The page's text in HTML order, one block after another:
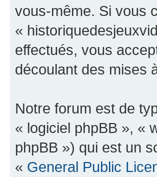
vous-même. Si vous
«
effectués, vous
découlant des mises
Notre forum est de
« logiciel phpBB », «
phpBB ») qui est un
« General Public